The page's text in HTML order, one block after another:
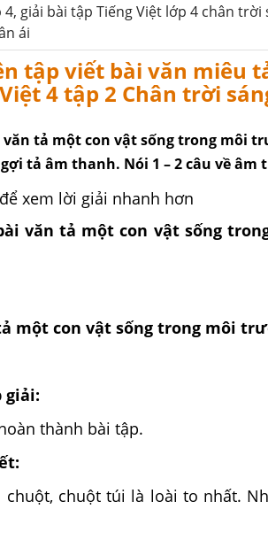
4, giải bài tập Tiếng Việt lớp 4 chân
ái
tập viết bài văn miêu
Việt 4 tập 2 Chân trời
văn tả một con vật sống trong môi
tả âm thanh. Nói 1 – 2 câu về âm
xem lời giải nhanh hơn
văn tả một con vật sống
một con vật sống trong môi
giải:
thành bài tập.
chuột, chuột túi là loài to nhất.